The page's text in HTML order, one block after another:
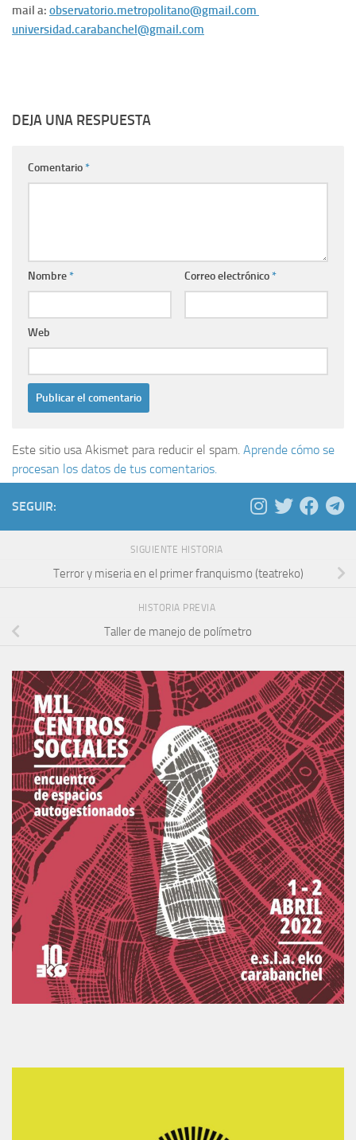
mail a: observatorio.metropolitano@gmail.com
universidad.carabanchel@gmail.com
DEJA UNA RESPUESTA
Comentario*
Nombre* Correo electrónico*
Web
Este sitio usa Akismet para reducir el spam. Aprende cómo se
procesan los datos de tus comentarios.
SEGUIR:
SIGUIENTE HISTORIA
Terror y miseria en el primer franquismo (teatreko)
HISTORIA PREVIA
Taller de manejo de polímetro